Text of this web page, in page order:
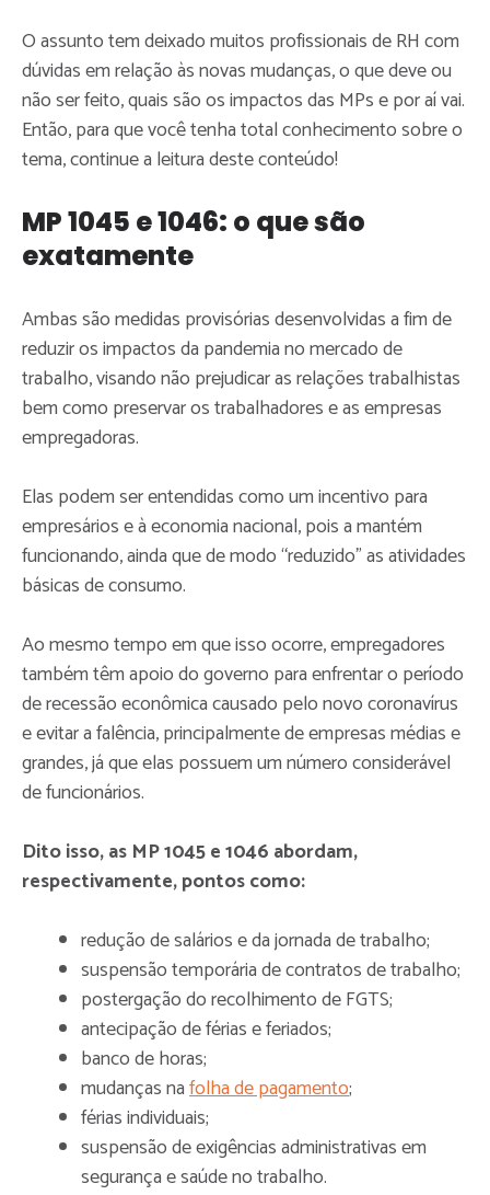
O assunto tem deixado muitos profissionais de RH com
dúvidas em relação às novas mudanças, o que deve ou
não ser feito, quais são os impactos das MPs e por aí vai.
Então, para que você tenha total conhecimento sobre o
tema, continue a leitura deste conteúdo!
MP 1045 e 1046: o que são
exatamente
Ambas são medidas provisórias desenvolvidas a fim de
reduzir os impactos da pandemia no mercado de
trabalho, visando não prejudicar as relações trabalhistas
bem como preservar os trabalhadores e as empresas
empregadoras.
Elas podem ser entendidas como um incentivo para
empresários e à economia nacional, pois a mantém
funcionando, ainda que de modo “reduzido” as atividades
básicas de consumo.
Ao mesmo tempo em que isso ocorre, empregadores
também têm apoio do governo para enfrentar o período
de recessão econômica causado pelo novo coronavírus
e evitar a falência, principalmente de empresas médias e
grandes, já que elas possuem um número considerável
de funcionários.
Dito isso, as MP 1045 e 1046 abordam,
respectivamente, pontos como:
redução de salários e da jornada de trabalho;
suspensão temporária de contratos de trabalho;
postergação do recolhimento de FGTS;
antecipação de férias e feriados;
banco de horas;
mudanças nafolha de pagamento;
férias individuais;
suspensão de exigências administrativas em
segurança e saúde no trabalho.